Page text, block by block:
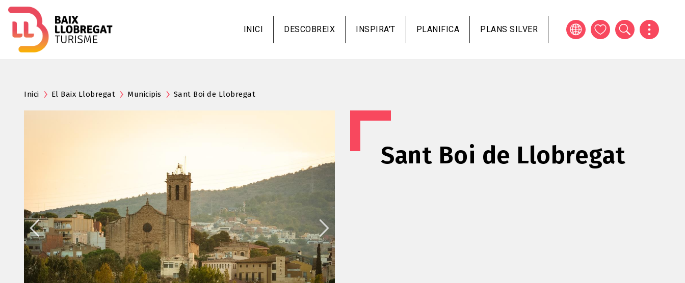
al
contingut
INICI DESCOBREIX INSPIRA'T PLANIFICA PLANS SILVER
Inici El Baix Llobregat Municipis Sant Boi de Llobregat
Sant Boi de Llobregat